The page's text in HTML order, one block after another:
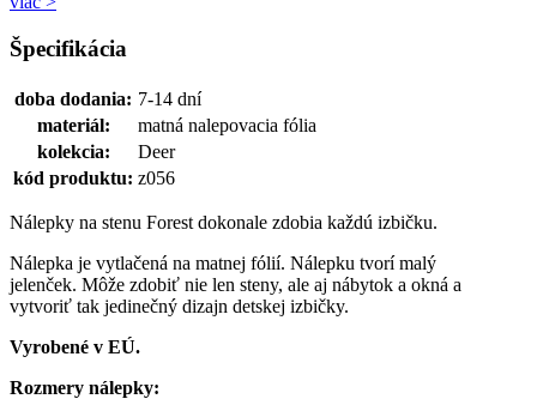
Špecifikácia
doba dodania: 7-14 dní
materiál:
matná nalepovacia fólia
kolekcia:
Deer
kód produktu: z056
Nálepky na stenu Forest dokonale zdobia každú izbičku.
Nálepka je vytlačená na matnej fólií. Nálepku tvorí malý
jelenček. Môže zdobiť nie len steny, ale aj nábytok a okná a
vytvoriť tak jedinečný dizajn detskej izbičky.
Vyrobené v EÚ.
Rozmery nálepky: